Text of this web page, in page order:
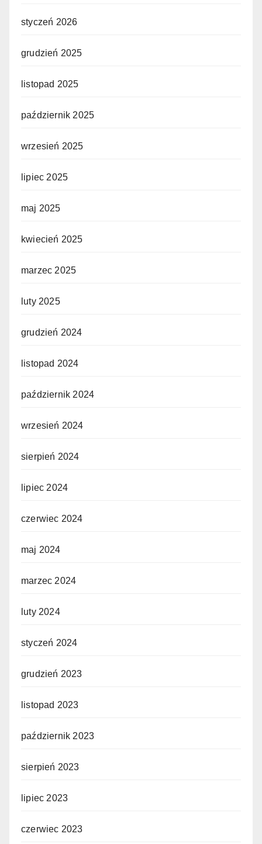
styczeń 2026
grudzień 2025
listopad 2025
październik 2025
wrzesień 2025
lipiec 2025
maj 2025
kwiecień 2025
marzec 2025
luty 2025
grudzień 2024
listopad 2024
październik 2024
wrzesień 2024
sierpień 2024
lipiec 2024
czerwiec 2024
maj 2024
marzec 2024
luty 2024
styczeń 2024
grudzień 2023
listopad 2023
październik 2023
sierpień 2023
lipiec 2023
czerwiec 2023